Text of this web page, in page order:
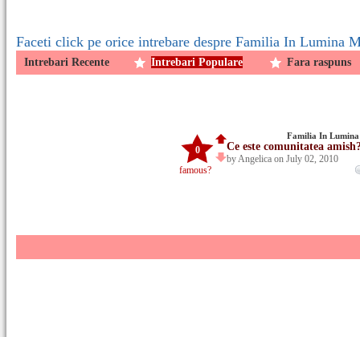
Faceti click pe orice intrebare despre Familia In Lumina
Intrebari Recente Intrebari Populare Fara raspuns
0
famous?
Familia In
Ce este comunitatea
by Angelica on July 02, 2010